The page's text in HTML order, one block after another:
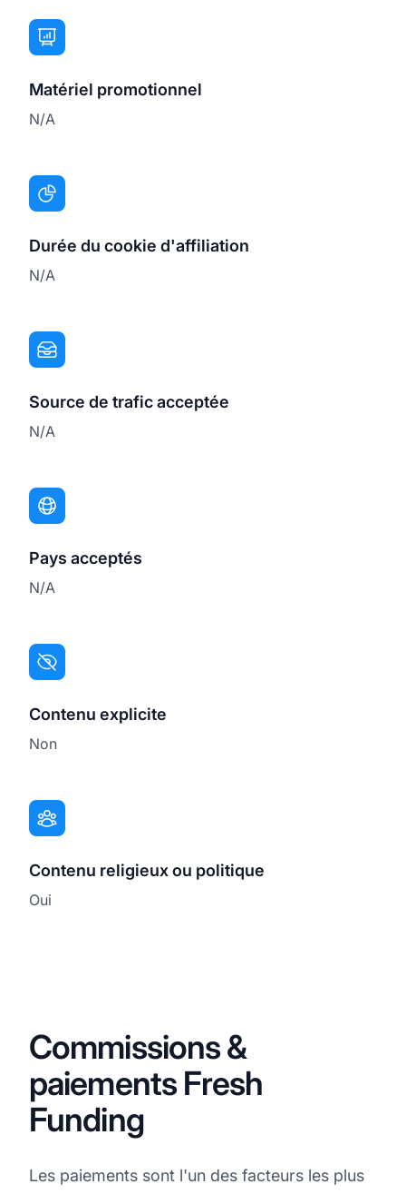
Matériel promotionnel
N/A
Durée du cookie d'affiliation
N/A
Source de trafic acceptée
N/A
Pays acceptés
N/A
Contenu explicite
Non
Contenu religieux ou politique
Oui
Commissions &
paiements Fresh
Funding
Les paiements sont l'un des facteurs les plus